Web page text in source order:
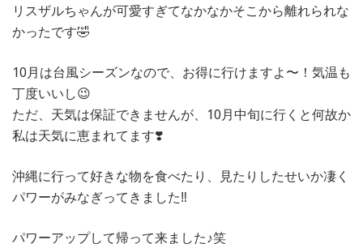
リスザルちゃんが可愛すぎてなかなかそこから離れられな
かったです🤣
10月は台風シーズンなので、お得に行けますよ〜！気温も
丁度いいし😉
ただ、天気は保証できませんが、10月中旬に行くと何故か
私は天気に恵まれてます❣️
沖縄に行って好きな物を食べたり、見たりしたせいか凄く
パワーがみなぎってきました‼️
パワーアップして帰って来ました♪笑